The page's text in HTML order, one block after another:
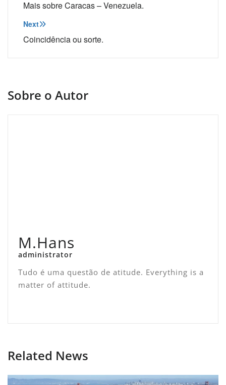
de
Post
Mais sobre Caracas – Venezuela.
Next
Coincidência ou sorte.
Sobre o Autor
M.Hans
administrator
Tudo é uma questão de atitude. Everything is a
matter of attitude.
Related News